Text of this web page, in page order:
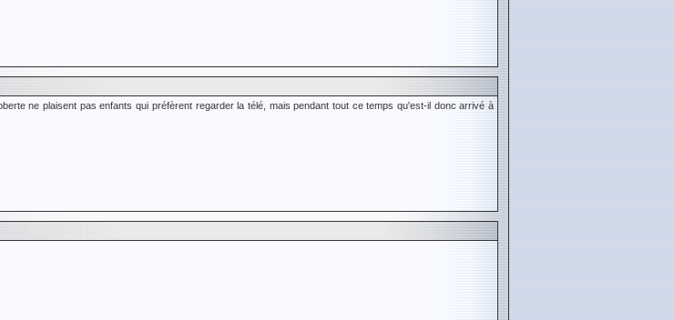
ne plaisent pas enfants qui préfèrent regarder la télé, mais pendant tout ce temps qu'est-il donc arrivé à